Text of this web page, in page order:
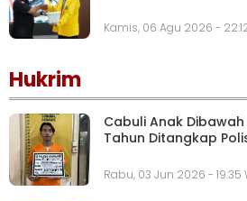
Kamis, 06 Agu 2026 -
Hukrim
Cabuli Anak Dibawah
Tahun Ditangkap
Rabu, 03 Jun 2026 - 19:35